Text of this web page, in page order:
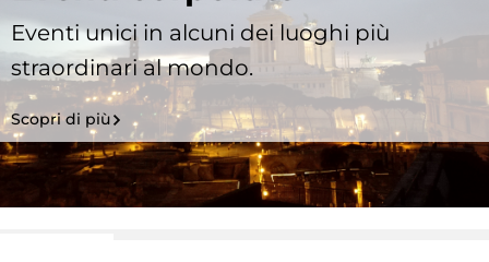
Eventi unici in alcuni dei luoghi più
straordinari al mondo.
Scopri di più